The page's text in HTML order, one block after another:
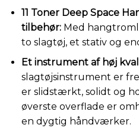
11 Toner Deep Space
tilbehør:Med
to slagtøj, et stativ og
Et instrument af høj
slagtøjsinstrument er
er slidstærkt, solidt og
øverste overflade er
en dygtig håndværker.